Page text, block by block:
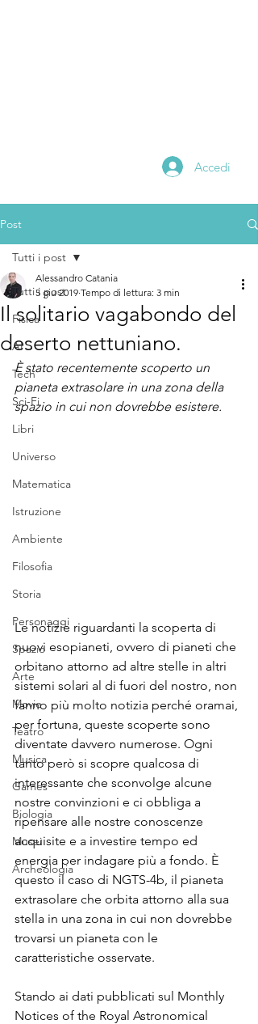
Accedi
Post
Tutti i post
Fisica
AI
Tech
Sci-Fi
Libri
Universo
Matematica
Istruzione
Ambiente
Filosofia
Storia
Personaggi
Spazio
Arte
Movie
Teatro
Musica
Games
Biologia
Musei
Archeologia
Tutti i post
Il solitario vagabondo del
deserto nettuniano.
Alessandro Catania
5 giu 2019 Tempo di lettura: 3 min
È stato recentemente scoperto un
pianeta extrasolare in una zona della
spazio in cui non dovrebbe esistere.
Le notizie riguardanti la scoperta di
nuovi esopianeti, ovvero di pianeti che
orbitano attorno ad altre stelle in altri
sistemi solari al di fuori del nostro, non
fanno più molto notizia perché oramai,
per fortuna, queste scoperte sono
diventate davvero numerose. Ogni
tanto però si scopre qualcosa di
interessante che sconvolge alcune
nostre convinzioni e ci obbliga a
ripensare alle nostre conoscenze
acquisite e a investire tempo ed
energia per indagare più a fondo. È
questo il caso di NGTS-4b, il pianeta
extrasolare che orbita attorno alla sua
stella in una zona in cui non dovrebbe
trovarsi un pianeta con le
caratteristiche osservate.
Stando ai dati pubblicati sul Monthly
Notices of the Royal Astronomical